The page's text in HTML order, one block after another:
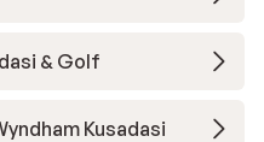
& Golf
Kusadasi